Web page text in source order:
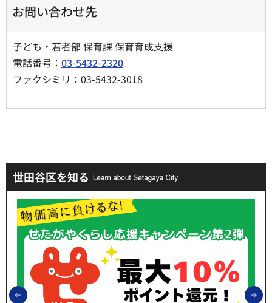
お問い合わせ先
子ども・若者部 保育課 保育育成支援
電話番号： 03-5432-2320
ファクシミリ：03-5432-3018
世田谷区を知る
前のスライドを表示